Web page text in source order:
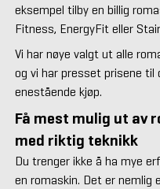
eksempel tilby en billig
Fitness, EnergyFit eller
Vi har nøye valgt ut alle
og vi har presset prisene
enestående kjøp.
Få mest mulig ut av
med riktig teknikk
Du trenger ikke å ha mye
en romaskin. Det er